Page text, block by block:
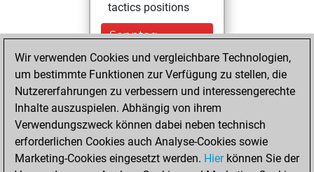
tactics positions
Sonntag,
September 14,
2025
You won
against Fritz
Fritz
You achieved a
BeautyScore of 52
Wir verwenden Cookies und vergleichbare Technologien,
um bestimmte Funktionen zur Verfügung zu stellen, die
Nutzererfahrungen zu verbessern und interessengerechte
Inhalte auszuspielen. Abhängig von ihrem
Verwendungszweck können dabei neben technisch
erforderlichen Cookies auch Analyse-Cookies sowie
Marketing-Cookies eingesetzt werden. Hierkönnen Sie der